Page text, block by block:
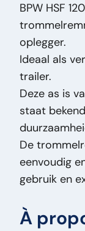
Numéro de
État
État optique:
État
Titre:BPW
12010-160
Trailer As –
Ajout:BPW
Type:HSF
Puissance
Type de
BPW HSF
oplegger.
Ideaal als
trailer.
Deze as is
staat
De
eenvoudig
gebruik en
À